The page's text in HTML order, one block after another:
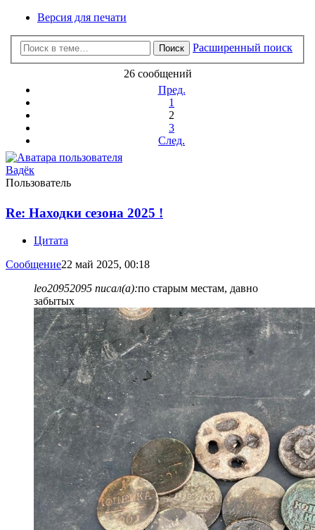
Версия для печати
Поиск Расширенный поиск
26 сообщений
Пред.
1
2
3
След.
Вадёк
Пользователь
Re: Находки сезона 2025 !
Цитата
Сообщение22 май 2025, 00:18
leo20952095 писал(а):по старым местам, давно
забытых